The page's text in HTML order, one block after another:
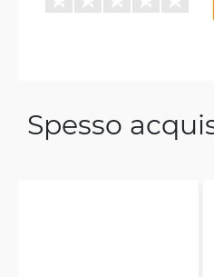
Spesso